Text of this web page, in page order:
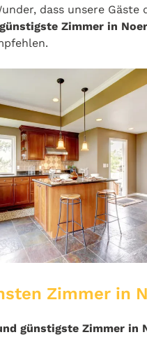
dass unsere Gäste
Zimmer in Noer
Zimmer in
günstigste Zimmer in